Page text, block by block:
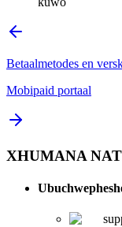
Betaalmetodes en
Mobipaid portaal
XHUMANA